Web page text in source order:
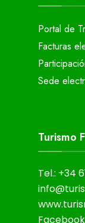
Portal de
Facturas
Sede
Turismo
Tel.: +34